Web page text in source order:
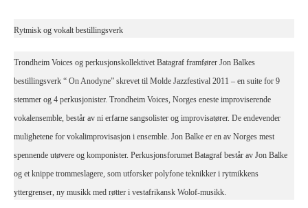
Rytmisk og vokalt bestillingsverk
Trondheim Voices og perkusjonskollektivet Batagraf framfører Jon Balkes
bestillingsverk “ On Anodyne” skrevet til Molde Jazzfestival 2011 – en suite for 9
stemmer og 4 perkusjonister. Trondheim Voices, Norges eneste improviserende
vokalensemble, består av ni erfarne sangsolister og improvisatører. De endevender
mulighetene for vokalimprovisasjon i ensemble. Jon Balke er en av Norges mest
spennende utøvere og komponister. Perkusjonsforumet Batagraf består av Jon Balke
og et knippe trommeslagere, som utforsker polyfone teknikker i rytmikkens
yttergrenser, ny musikk med røtter i vestafrikansk Wolof-musikk.